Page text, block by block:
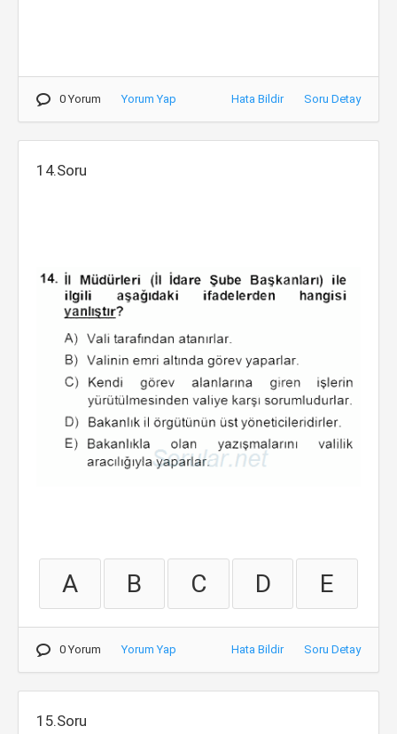
0 Yorum Yorum Yap Hata Bildir Soru Detay
14.Soru
A B C D E
0 Yorum Yorum Yap Hata Bildir Soru Detay
15.Soru